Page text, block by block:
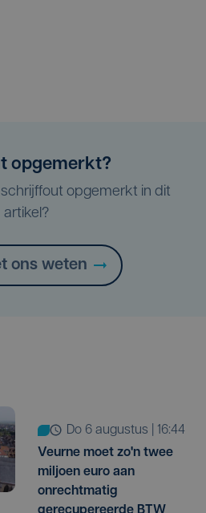
opgemerkt?
opgemerkt in dit
artikel?
ons weten
do 6 augustus | 16:44
Veurne moet zo'n twee
miljoen euro aan
onrechtmatig
gerecupereerde BTW